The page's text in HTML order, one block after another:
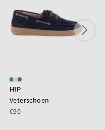
HIP
Veterschoen
€90